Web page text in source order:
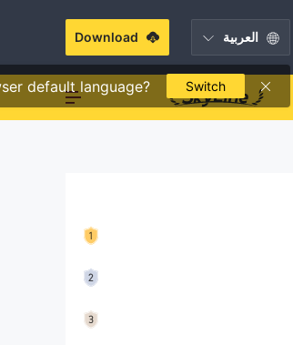
العربية
default language? Switch
Download